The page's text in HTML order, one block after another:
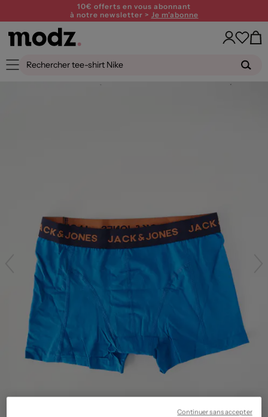
10€ offerts en vous abonnant
à notre newsletter > Je m'abonne
Continuer sans accepter